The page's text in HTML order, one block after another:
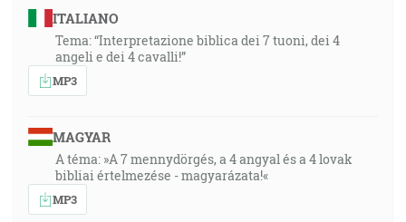
ITALIANO
Tema: “Interpretazione biblica dei 7 tuoni, dei 4
angeli e dei 4 cavalli!”
MP3
MAGYAR
A téma: »A 7 mennydörgés, a 4 angyal és a 4 lovak
bibliai értelmezése - magyarázata!«
MP3